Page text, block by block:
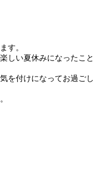
す。
しい夏休みになったこと
を付けになってお過ごし